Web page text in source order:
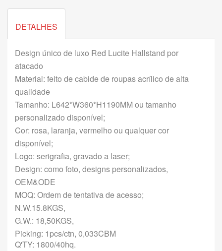
DETALHES
Design único de luxo Red Lucite Hallstand por
atacado
Material: feito de cabide de roupas acrílico de alta
qualidade
Tamanho: L642*W360*H1190MM ou tamanho
personalizado disponível;
Cor: rosa, laranja, vermelho ou qualquer cor
disponível;
Logo: serigrafia, gravado a laser;
Design: como foto, designs personalizados,
OEM&ODE
MOQ: Ordem de tentativa de acesso;
N.W.15.8KGS,
G.W.: 18,50KGS,
Picking: 1pcs/ctn, 0,033CBM
Q'TY: 1800/40hq.